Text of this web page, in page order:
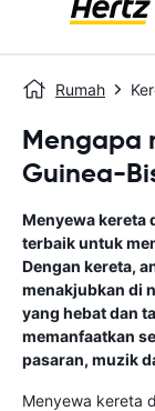
Rumah
Mengapa
Guinea-
Menyewa kereta
terbaik untuk
Dengan kereta,
menakjubkan di
yang hebat dan
memanfaatkan
pasaran, muzik
Menyewa kereta